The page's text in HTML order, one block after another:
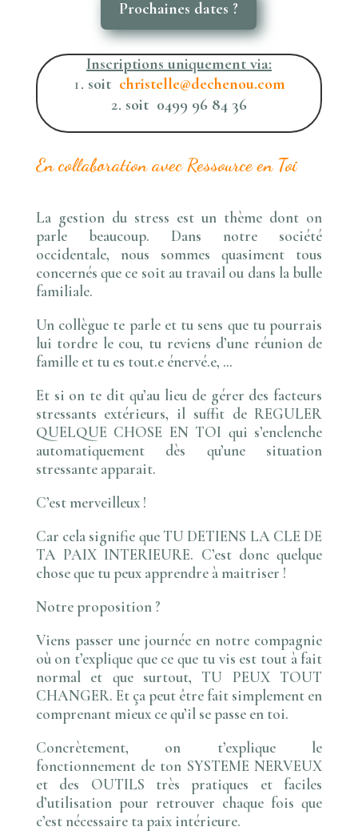
Prochaines dates ?
Inscriptions uniquement via:
soit christelle@dechenou.com
soit 0499 96 84 36
En collaboration avec Ressource en Toi
La gestion du stress est un thème dont on
parle beaucoup. Dans notre société
occidentale, nous sommes quasiment tous
concernés que ce soit au travail ou dans la bulle
familiale.
Un collègue te parle et tu sens que tu pourrais
lui tordre le cou, tu reviens d’une réunion de
famille et tu es tout.e énervé.e, …
Et si on te dit qu’au lieu de gérer des facteurs
stressants extérieurs, il suffit de REGULER
QUELQUE CHOSE EN TOI qui s’enclenche
automatiquement dès qu’une situation
stressante apparait.
C’est merveilleux !
Car cela signifie que TU DETIENS LA CLE DE
TA PAIX INTERIEURE. C’est donc quelque
chose que tu peux apprendre à maitriser !
Notre proposition ?
Viens passer une journée en notre compagnie
où on t’explique que ce que tu vis est tout à fait
normal et que surtout, TU PEUX TOUT
CHANGER. Et ça peut être fait simplement en
comprenant mieux ce qu’il se passe en toi.
Concrètement, on t’explique le
fonctionnement de ton SYSTEME NERVEUX
et des OUTILS très pratiques et faciles
d’utilisation pour retrouver chaque fois que
c’est nécessaire ta paix intérieure.